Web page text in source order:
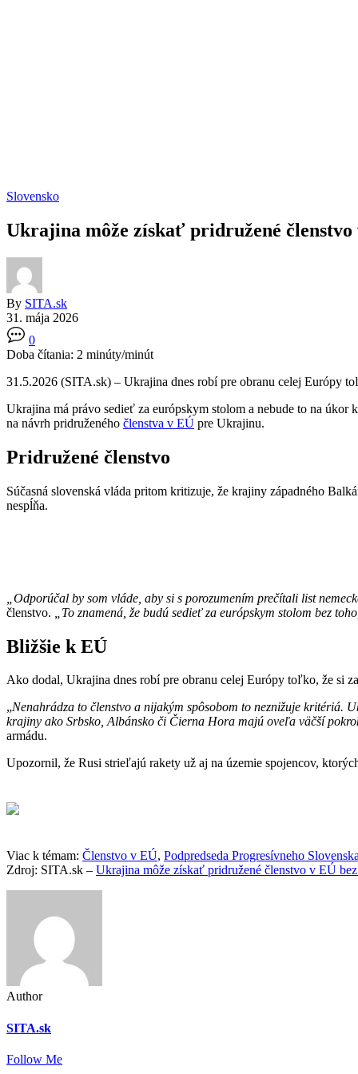
Slovensko
Ukrajina môže získať pridružené
By SITA.sk
31. mája 2026
0
Doba čítania: 2 minúty/minút
31.5.2026 (SITA.sk) – Ukrajina dnes robí pre obranu celej Európy
Ukrajina má právo sedieť za európskym stolom a nebude to na úkor
na návrh pridruženého členstva v EÚ pre Ukrajinu.
Pridružené členstvo
Súčasná slovenská vláda pritom kritizuje, že krajiny západného
nespĺňa.
„Odporúčal by som vláde, aby si s porozumením prečítali list
členstvo.
„To znamená, že budú sedieť za európskym stolom bez
Bližšie k EÚ
Ako dodal, Ukrajina dnes robí pre obranu celej Európy toľko, že si
„Nenahrádza to členstvo a nijakým spôsobom to neznižuje kritériá.
krajiny ako Srbsko, Albánsko či Čierna Hora majú oveľa väčší
armádu.
Upozornil, že Rusi strieľajú rakety už aj na územie spojencov,
Viac k témam: Členstvo v EÚ, Podpredseda Progresívneho
Zdroj: SITA.sk – Ukrajina môže získať pridružené členstvo v EÚ
Author
SITA.sk
Follow Me